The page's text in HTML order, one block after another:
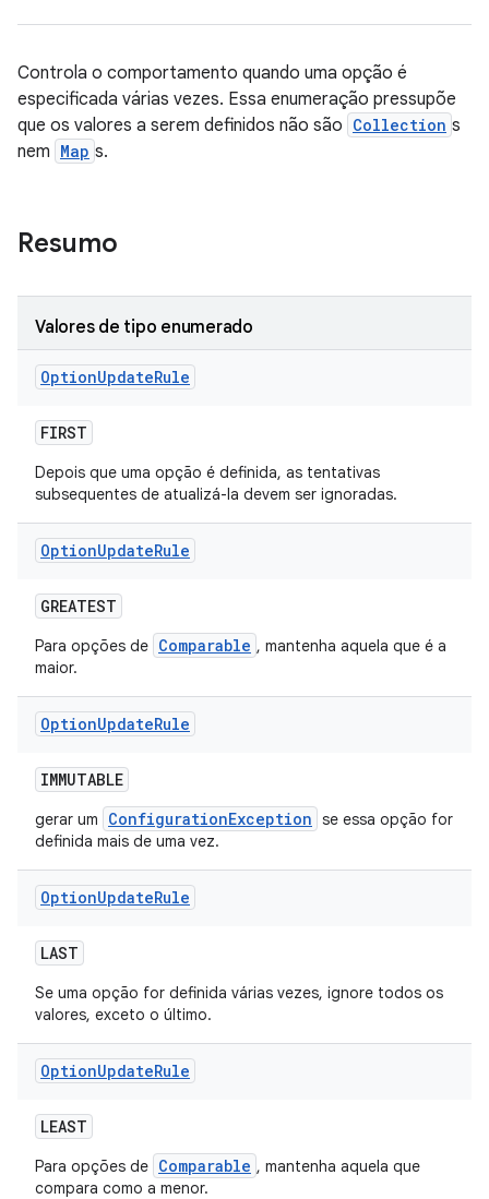
Controla o comportamento quando uma opção é
especificada várias vezes. Essa enumeração pressupõe
que os valores a serem definidos não são Collection s
nem Map s.
Resumo
Valores de tipo enumerado
OptionUpdateRule
FIRST
Depois que uma opção é definida, as tentativas
subsequentes de atualizá-la devem ser ignoradas.
OptionUpdateRule
GREATEST
Para opções de Comparable , mantenha aquela que é a
maior.
OptionUpdateRule
IMMUTABLE
gerar um ConfigurationException se essa opção for
definida mais de uma vez.
OptionUpdateRule
LAST
Se uma opção for definida várias vezes, ignore todos os
valores, exceto o último.
OptionUpdateRule
LEAST
Para opções de Comparable , mantenha aquela que
compara como a menor.